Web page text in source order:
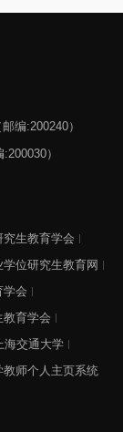
编:200240）
）
生教育学会
位研究生教育网
学会
教育学会
海交通大学
教师个人主页系统